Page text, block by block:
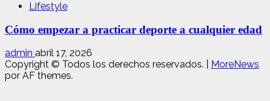
Lifestyle
Cómo empezar a practicar deporte a cualquier edad
admin abril 17, 2026
Copyright © Todos los derechos reservados.
MoreNews
por AF themes.